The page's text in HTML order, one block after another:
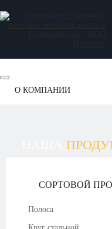
О КОМПАНИИ
СОРТОВОЙ
Полоса